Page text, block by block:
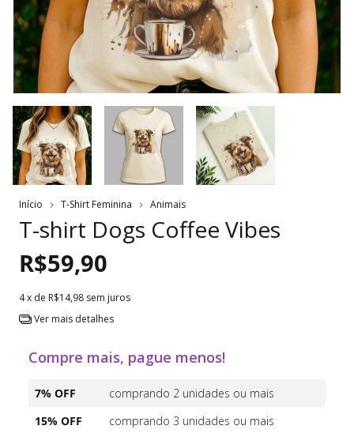
Início T-Shirt Feminina Animais
T-shirt Dogs Coffee Vibes
R$59,90
4x de R$14,98 sem juros
Ver mais detalhes
Compre mais, pague menos!
7% OFF
comprando 2 unidades ou mais
15% OFF
comprando 3 unidades ou mais